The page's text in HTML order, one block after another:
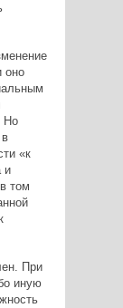
оно
Но
«к
и
том
При
иную